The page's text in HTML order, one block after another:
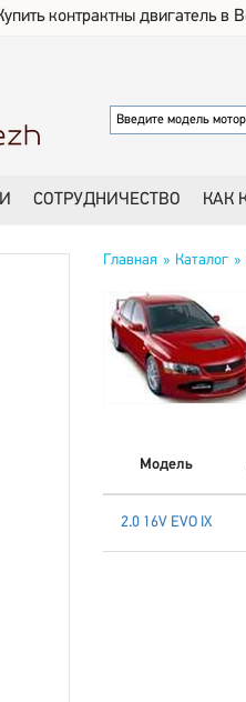
контрактны двигатель в
СОТРУДНИЧЕСТВО КАК
Главная Каталог
Модель
2.0 16V EVO IX